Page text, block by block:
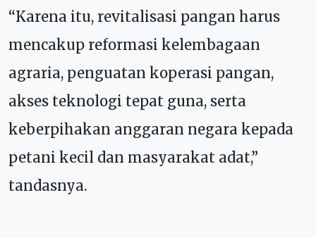
“Karena itu, revitalisasi pangan harus
mencakup reformasi kelembagaan
agraria, penguatan koperasi pangan,
akses teknologi tepat guna, serta
keberpihakan anggaran negara kepada
petani kecil dan masyarakat adat,”
tandasnya.